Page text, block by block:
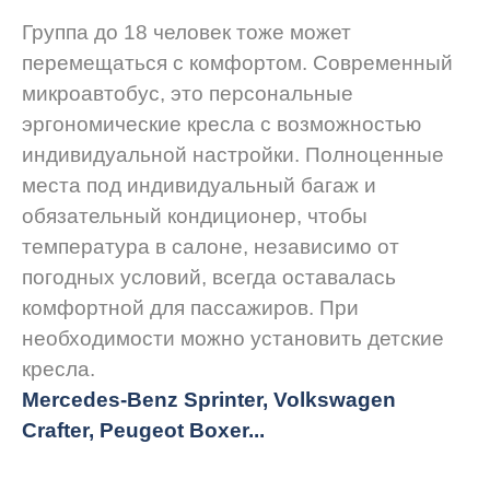
Группа до 18 человек тоже может
перемещаться с комфортом. Современный
микроавтобус, это персональные
эргономические кресла с возможностью
индивидуальной настройки. Полноценные
места под индивидуальный багаж и
обязательный кондиционер, чтобы
температура в салоне, независимо от
погодных условий, всегда оставалась
комфортной для пассажиров. При
необходимости можно установить детские
кресла.
Mercedes-Benz Sprinter, Volkswagen
Crafter, Peugeot Boxer...